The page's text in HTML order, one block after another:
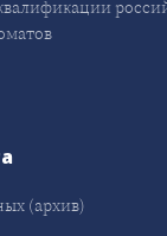
(архив)